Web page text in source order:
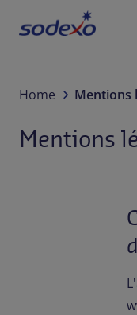
Services et
Secteurs
Responsabilité
Home Mentions
Mentions